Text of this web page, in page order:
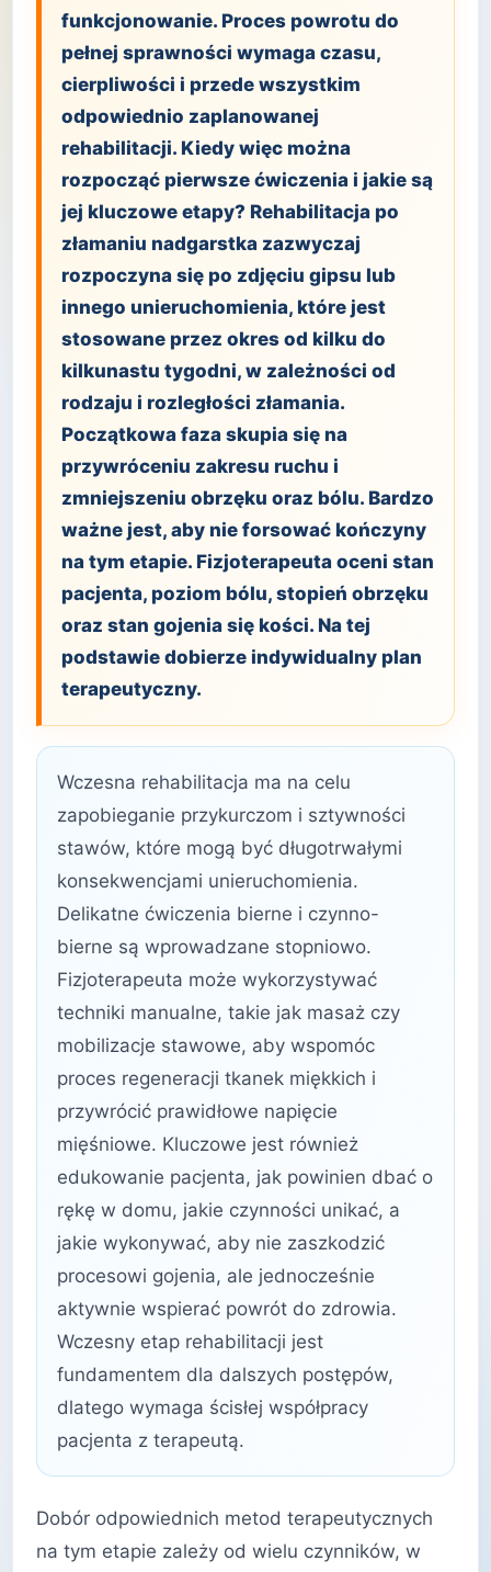
funkcjonowanie. Proces powrotu do
pełnej sprawności wymaga czasu,
cierpliwości i przede wszystkim
odpowiednio zaplanowanej
rehabilitacji. Kiedy więc można
rozpocząć pierwsze ćwiczenia i jakie są
jej kluczowe etapy? Rehabilitacja po
złamaniu nadgarstka zazwyczaj
rozpoczyna się po zdjęciu gipsu lub
innego unieruchomienia, które jest
stosowane przez okres od kilku do
kilkunastu tygodni, w zależności od
rodzaju i rozległości złamania.
Początkowa faza skupia się na
przywróceniu zakresu ruchu i
zmniejszeniu obrzęku oraz bólu. Bardzo
ważne jest, aby nie forsować kończyny
na tym etapie. Fizjoterapeuta oceni stan
pacjenta, poziom bólu, stopień obrzęku
oraz stan gojenia się kości. Na tej
podstawie dobierze indywidualny plan
terapeutyczny.
Wczesna rehabilitacja ma na celu
zapobieganie przykurczom i sztywności
stawów, które mogą być długotrwałymi
konsekwencjami unieruchomienia.
Delikatne ćwiczenia bierne i czynno-
bierne są wprowadzane stopniowo.
Fizjoterapeuta może wykorzystywać
techniki manualne, takie jak masaż czy
mobilizacje stawowe, aby wspomóc
proces regeneracji tkanek miękkich i
przywrócić prawidłowe napięcie
mięśniowe. Kluczowe jest również
edukowanie pacjenta, jak powinien dbać o
rękę w domu, jakie czynności unikać, a
jakie wykonywać, aby nie zaszkodzić
procesowi gojenia, ale jednocześnie
aktywnie wspierać powrót do zdrowia.
Wczesny etap rehabilitacji jest
fundamentem dla dalszych postępów,
dlatego wymaga ścisłej współpracy
pacjenta z terapeutą.
Dobór odpowiednich metod terapeutycznych
na tym etapie zależy od wielu czynników, w